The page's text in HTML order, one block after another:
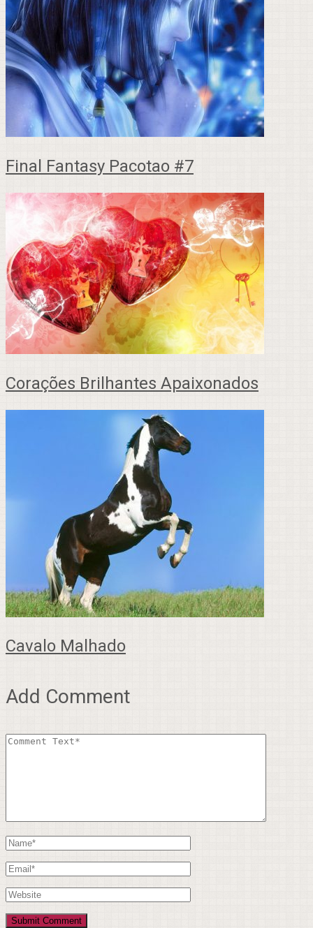
Final Fantasy Pacotao #7
Corações Brilhantes Apaixonados
Cavalo Malhado
Add Comment